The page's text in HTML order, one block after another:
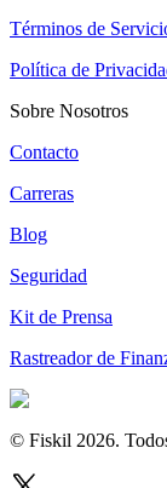
Términos de
Política de
Sobre Nosotros
Contacto
Carreras
Blog
Seguridad
Kit de Prensa
Rastreador de
© Fiskil 2026.